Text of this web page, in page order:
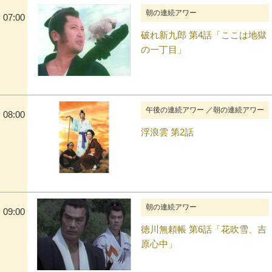
07:00 朝の連続アワー
破れ新九郎 第4話「ここは地獄
の一丁目」
08:00 午後の連続アワー ／朝の連続アワー
浮浪雲 第2話
09:00 朝の連続アワー
徳川無頼帳 第6話「花吹雪、吉
原心中」